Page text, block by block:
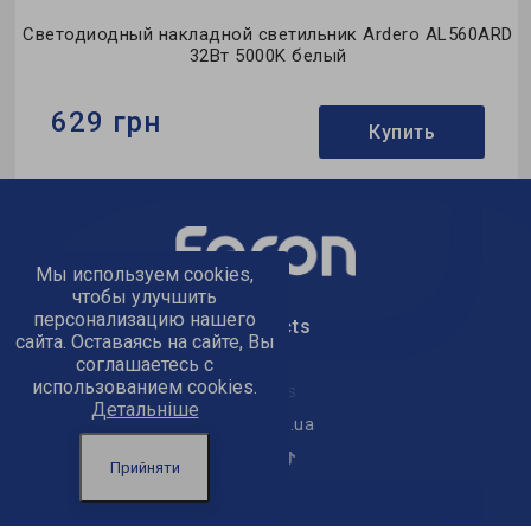
Светодиодный накладной светильник Ardero AL560ARD
32Вт 5000K белый
629 грн Купить
Тип светильника:накладной
Тип источника света:LED
text_kontacts
text_golov_ofis
office@feron.ua
Мы используем cookies,
чтобы улучшить
персонализацию нашего
сайта. Оставаясь на сайте, Вы
соглашаетесь с
использованием cookies.
Детальніше
Прийняти